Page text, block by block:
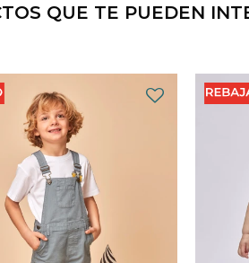
QUE TE PUEDEN